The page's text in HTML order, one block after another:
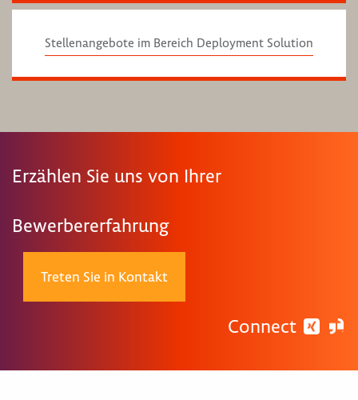
Stellenangebote im Bereich Deployment Solution
Erzählen Sie uns von Ihrer
Bewerbererfahrung
Treten Sie in Kontakt
Connect